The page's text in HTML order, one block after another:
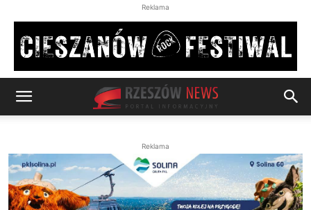
Reklama
Reklama